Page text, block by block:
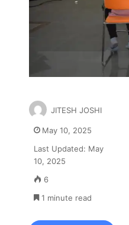
JITESH JOSHI
May 10, 2025
Last Updated: May
10, 2025
6
1 minute read